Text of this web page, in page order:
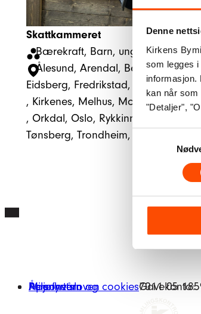
Denne
Kirkens
som legges
informasjon.
kan når
"Detaljer",
Skattkammeret
Bærekraft, Barn, unge og familier
Ålesund, Arendal, Bergen, Bodø,
Eidsberg, Fredrikstad, Halden,
, Kirkenes, Melhus, Mo i Rana, Moss
, Orkdal, Oslo, Rykkinn
Tønsberg, Trondheim,
Miljøfyrtårn
Åpenhetsloven
Personvern og cookiesGavekonto:
7011 05